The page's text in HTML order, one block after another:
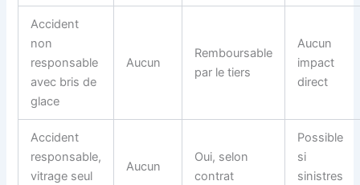
Accident
non
responsable
avec bris de
glace
Aucun
Remboursable
par le tiers
Aucun
impact
direct
Accident
responsable,
vitrage seul
Aucun
Oui, selon
contrat
Possible
si
sinistres